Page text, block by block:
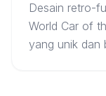
Desain retro-
World Car of
yang unik dan